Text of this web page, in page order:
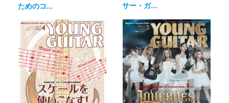
ためのコ...
サー・ガ...